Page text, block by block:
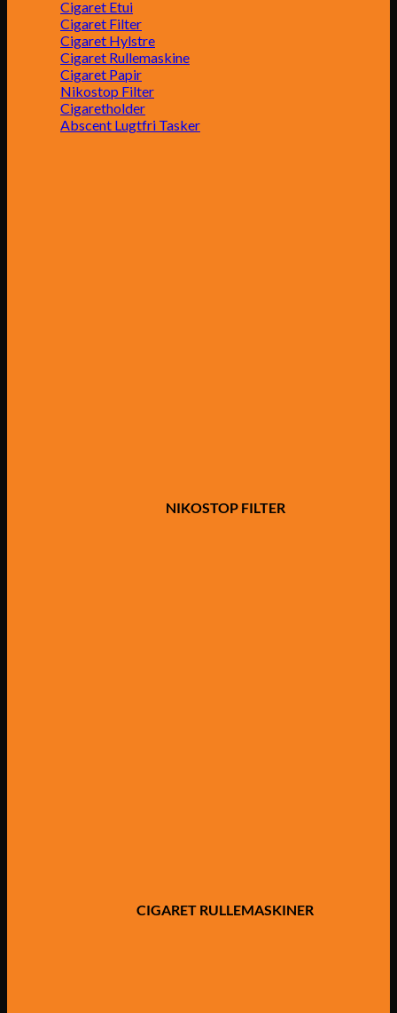
Cigaret Etui
Cigaret Filter
Cigaret Hylstre
Cigaret Rullemaskine
Cigaret Papir
Nikostop Filter
Cigaretholder
Abscent Lugtfri Tasker
NIKOSTOP FILTER
CIGARET RULLEMASKINER